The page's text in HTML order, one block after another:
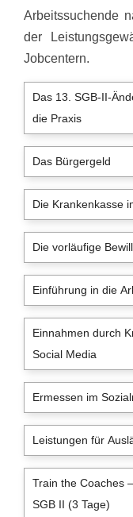
Arbeitssuchende
der
Jobcentern.
Das 13. SGB-II-
die Praxis
Das Bürgergeld
Die Krankenkasse
Die vorläufige
Einführung in die
Einnahmen durch
Social Media
Ermessen im
Leistungen für
Train the Coaches
SGB II (3 Tage)